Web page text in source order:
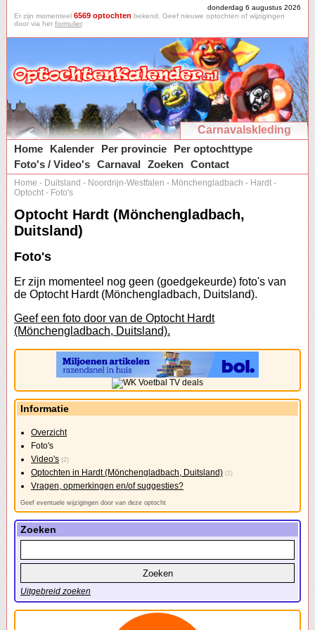
donderdag 6 augustus 2026
Er zijn momenteel 6569 optochten bekend. Geef nieuwe optochten of wijzigingen
door via het formulier.
Carnavalskleding
Home
Kalender Per provincie
Per optochttype
Foto's / Video's Carnaval Zoeken Contact
Home - Duitsland - Noordrijn-Westfalen - Mönchengladbach - Hardt -
Optocht - Foto's
Optocht Hardt (Mönchengladbach,
Duitsland)
Foto's
Er zijn momenteel nog geen (goedgekeurde) foto's van
de Optocht Hardt (Mönchengladbach, Duitsland).
Geef een foto door van de Optocht Hardt
(Mönchengladbach, Duitsland).
Informatie
Overzicht
Foto's
Video's (2)
Optochten in Hardt (Mönchengladbach, Duitsland) (1)
Vragen, opmerkingen en/of suggesties?
Geef eventuele wijzigingen door van deze optocht
Zoeken
Uitgebreid zoeken